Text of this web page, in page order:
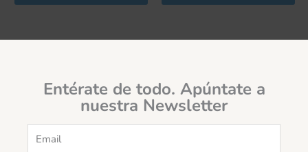
Entérate de todo. Apúntate a
nuestra Newsletter